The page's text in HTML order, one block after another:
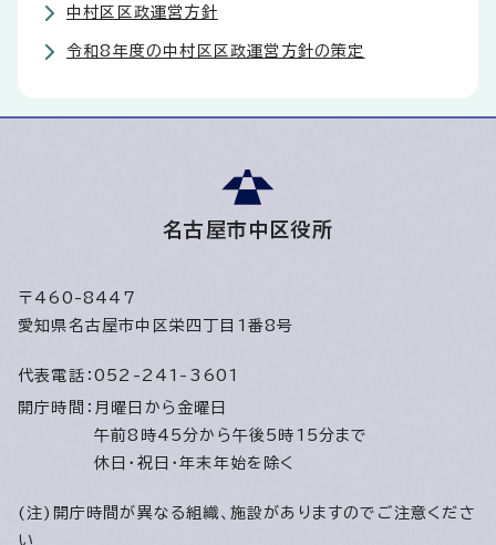
中村区区政運営方針
令和8年度の中村区区政運営方針の策定
名古屋市中区役所
〒460-8447
愛知県名古屋市中区栄四丁目1番8号
代表電話： 052-241-3601
開庁時間： 月曜日から金曜日
午前8時45分から午後5時15分まで
休日・祝日・年末年始を除く
(注)開庁時間が異なる組織、施設がありますのでご注意くださ
い